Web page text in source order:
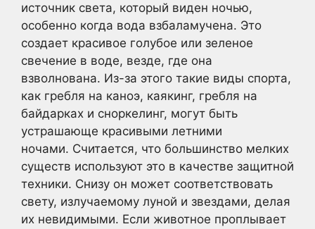
источник света, который виден ночью,
особенно когда вода взбаламучена. Это
создает красивое голубое или зеленое
свечение в воде, везде, где она
взволнована. Из-за этого такие виды спорта,
как гребля на каноэ, каякинг, гребля на
байдарках и сноркелинг, могут быть
устрашающе красивыми летними
ночами. Считается, что большинство мелких
существ используют это в качестве защитной
техники. Снизу он может соответствовать
свету, излучаемому луной и звездами, делая
их невидимыми. Если животное проплывает